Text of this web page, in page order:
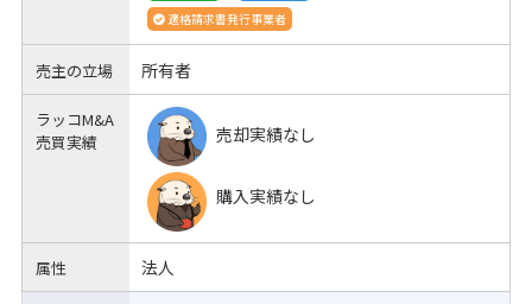
適格請求書発行事業者
売主の立場 所有者
ラッコM&A
売買実績
売却実績なし
購入実績なし
属性 法人